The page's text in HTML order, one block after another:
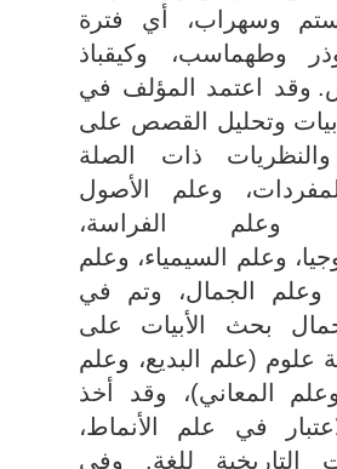
وسهراب، أي فترة
وطهماسب، وكیقباذ
وقد اعتمد المؤلف في
بیات وتحلیل القصص على
والنظریات ذات الصلة
وعلم الأصول
وعلم الفراسة،
وعلم السیمیاء، وعلم
وعلم الجمال، وتم في
بحث الأبیات على
علوم (علم البدیع، وعلم
وعلم المعاني)، وقد أخذ
في علم الأنماط،
التاریخیة للغة. وفي